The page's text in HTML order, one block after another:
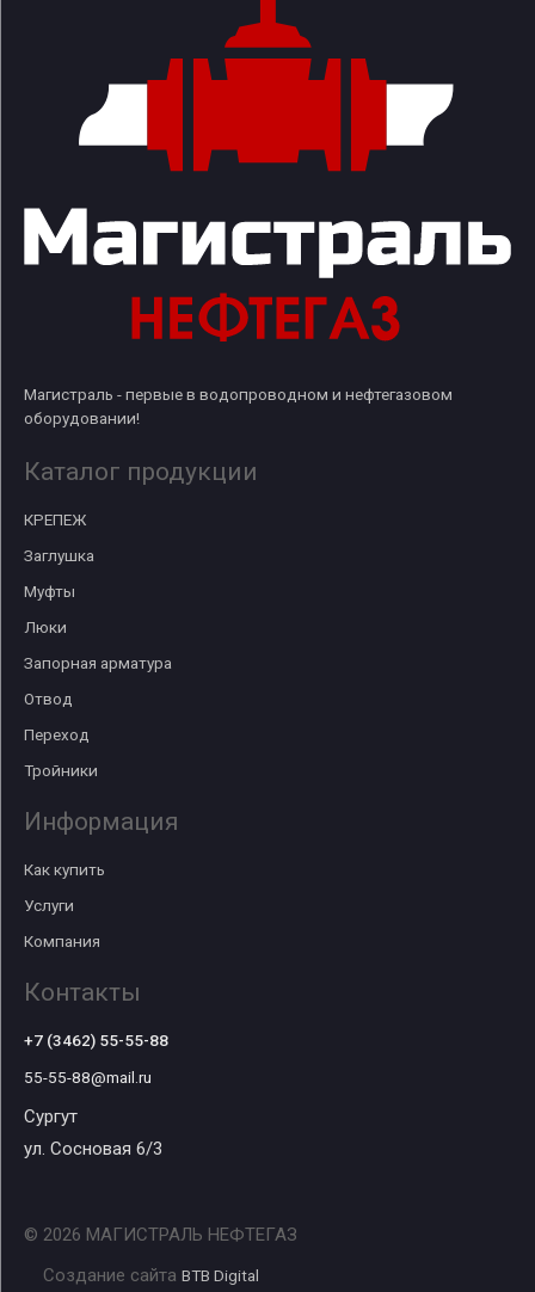
Магистраль - первые в водопроводном и нефтегазовом
оборудовании!
Каталог продукции
КРЕПЕЖ
Заглушка
Муфты
Люки
Запорная арматура
Отвод
Переход
Тройники
Информация
Как купить
Услуги
Компания
Контакты
+7 (3462) 55-55-88
55-55-88@mail.ru
Сургут
ул. Сосновая 6/3
© 2026 МАГИСТРАЛЬ НЕФТЕГАЗ
Создание сайта BTB Digital